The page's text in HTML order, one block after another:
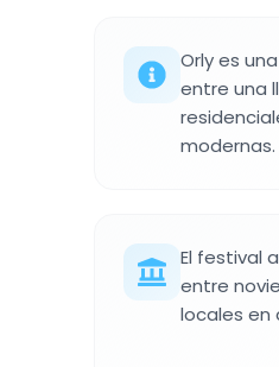
Orly es
entre una
modernas.
El festival
entre
locales en